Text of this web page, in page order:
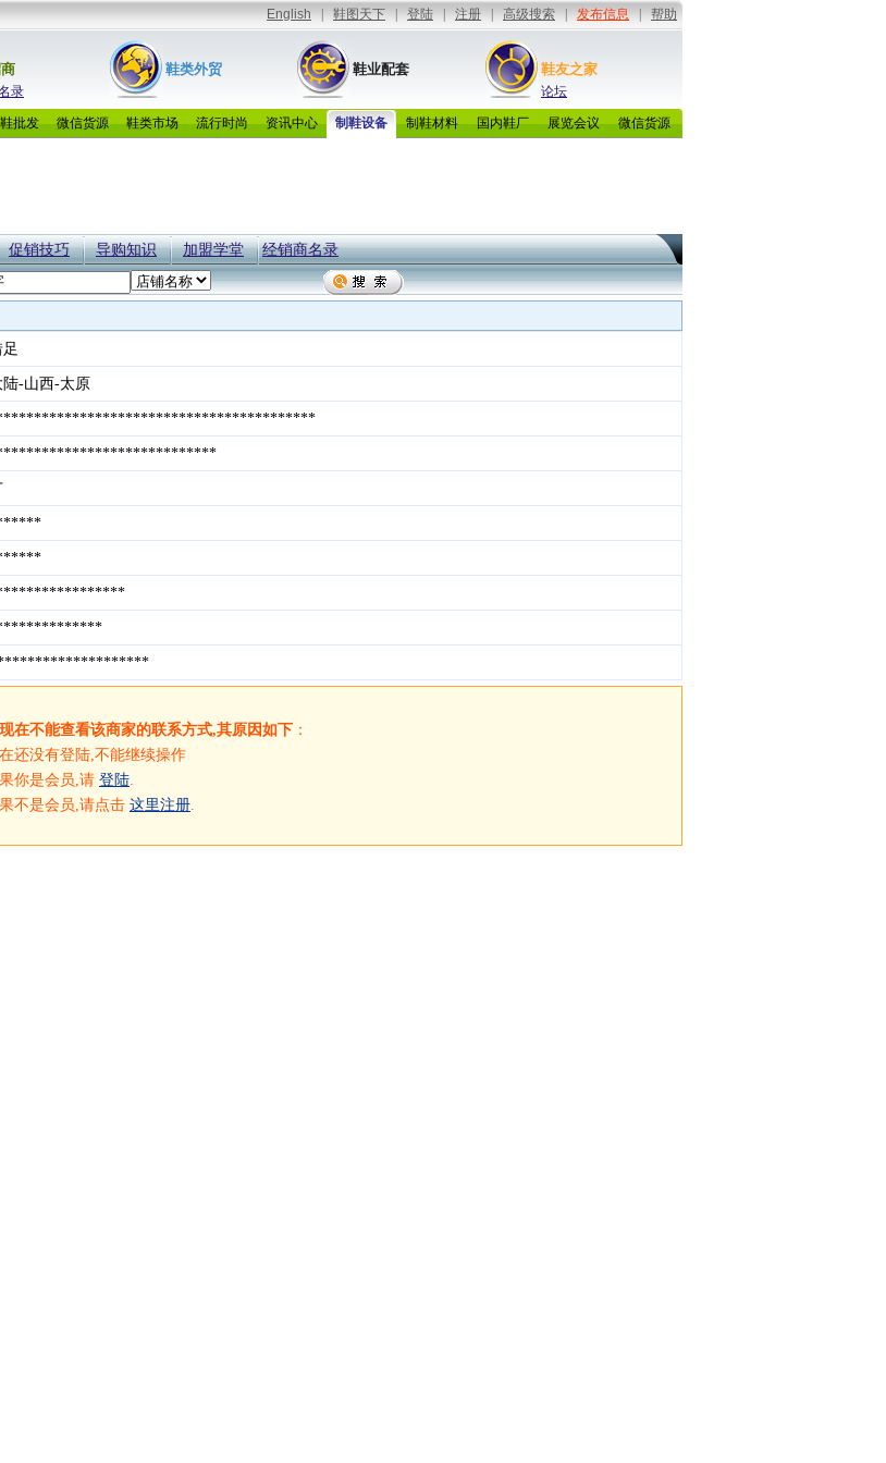
录
鞋类外贸 鞋业配套 鞋友之家
论坛
批发 微信货源 鞋类市场 流行时尚 资讯中心 制鞋设备 制鞋材料 国内鞋厂 展览会议 微信货源
促销技巧 导购知识 加盟学堂 经销商名录
-山西-太原
在不能查看该商家的联系方式,其原因如下 ：
还没有登陆,不能继续操作
你是会员,请 登陆.
不是会员,请点击 这里注册.